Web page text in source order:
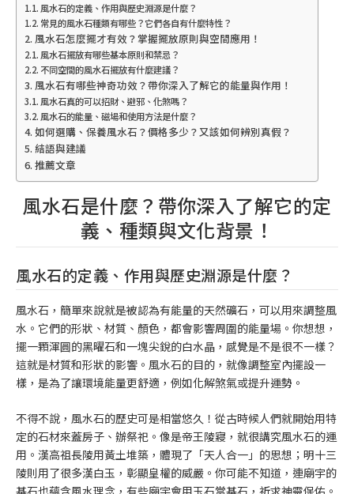
風水石的定義、作用與歷史淵源是什麼？
常見的風水石種類有哪些？它們各自有什麼特性？
風水石怎麼擺才有效？掌握擺放原則與空間應用！
風水石擺放有哪些基本原則和禁忌？
不同空間的風水石擺放有什麼建議？
風水石有哪些神奇功效？帶你深入了解它的能量與作用！
風水石真的可以招財、避邪、化煞嗎？
風水石的能量、磁場和使用方法是什麼？
如何選購、保養風水石？價格多少？又該如何辨別真假？
結語與建議
推薦文章
風水石是什麼？帶你深入了解它的定
義、種類與文化背景！
風水石的定義、作用與歷史淵源是什麼？
風水石，簡單來說就是被認為有能量的天然礦石，可以用來調整風
水。它們的形狀、材質、顏色，都會影響周圍的能量場。你想想，
擺一顆渾圓的黑曜石和一塊尖銳的白水晶，感覺是不是很不一樣？
這就是材質和形狀的影響。風水石的目的，就像調整室內擺設一
樣，是為了讓環境能量更舒適，例如化解煞氣或提升運勢。
不得不說，風水石的歷史可是相當悠久！從古時候人們就開始用特
定的石材來蓋房子、辦祭祀。像是帝王陵寢，就很講究風水石的運
用。漢高祖長陵用黃土堆築，體現了「天人合一」的思想；明十三
陵則用了很多漢白玉，彰顯皇權的威嚴。你可能不知道，連廟宇的